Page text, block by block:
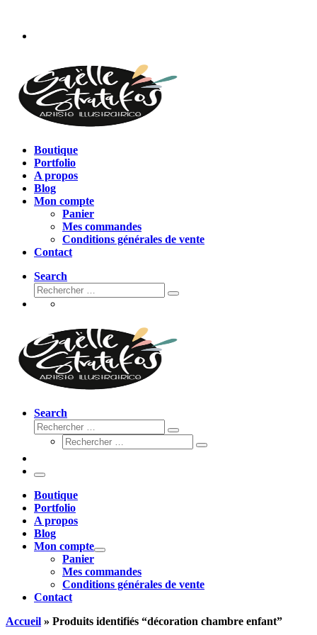
contenu
Boutique
Portfolio
A propos
Blog
Mon compte
Panier
Mes commandes
Conditions générales de vente
Contact
Search
Rechercher
Rechercher
Search
Rechercher
Rechercher
Rechercher
Rechercher
Menu
Boutique
Portfolio
A propos
Blog
Mon compte
Panier
Mes commandes
Conditions générales de vente
Contact
Accueil » Produits identifiés “décoration chambre enfant”